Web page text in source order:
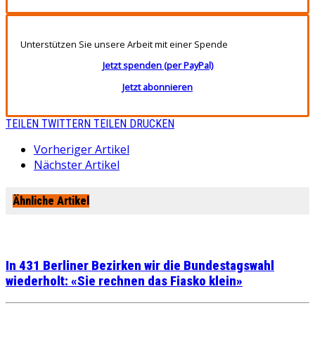
Unterstützen Sie unsere Arbeit mit einer Spende
Jetzt spenden (per PayPal)
Jetzt abonnieren
TEILEN TWITTERN TEILEN DRUCKEN
Vorheriger Artikel
Nächster Artikel
Ähnliche Artikel
In 431 Berliner Bezirken wir die Bundestagswahl
wiederholt: «Sie rechnen das Fiasko klein»